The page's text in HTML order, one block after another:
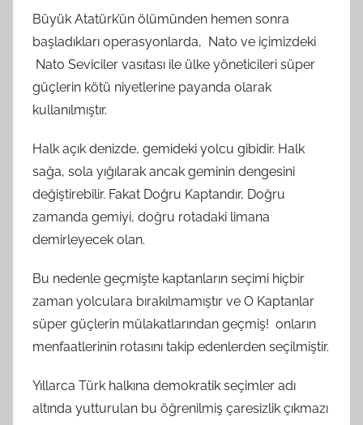
Büyük Atatürk’ün ölümünden hemen sonra
başladıkları operasyonlarda, Nato ve içimizdeki
Nato Seviciler vasıtası ile ülke yöneticileri süper
güçlerin kötü niyetlerine payanda olarak
kullanılmıştır.
Halk açık denizde, gemideki yolcu gibidir. Halk
sağa, sola yığılarak ancak geminin dengesini
değiştirebilir. Fakat Doğru Kaptandır, Doğru
zamanda gemiyi, doğru rotadaki limana
demirleyecek olan.
Bu nedenle geçmişte kaptanların seçimi hiçbir
zaman yolculara bırakılmamıştır ve O Kaptanlar
süper güçlerin mülakatlarından geçmiş! onların
menfaatlerinin rotasını takip edenlerden seçilmiştir.
Yıllarca Türk halkına demokratik seçimler adı
altında yutturulan bu öğrenilmiş çaresizlik çıkmazı